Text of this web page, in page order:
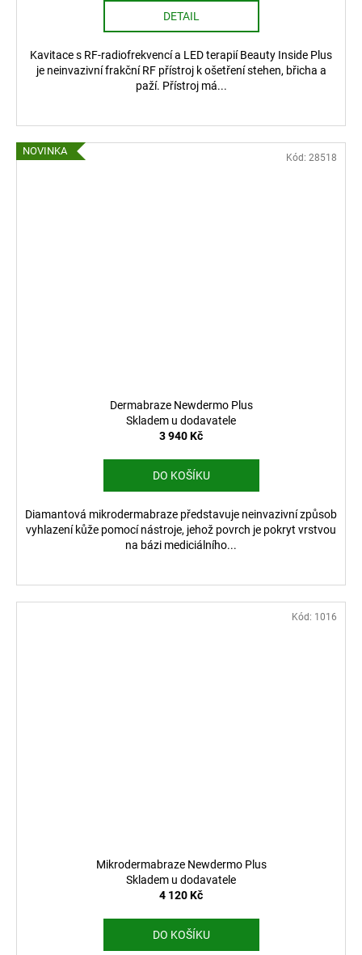
DETAIL
Kavitace s RF-radiofrekvencí a LED terapií Beauty Inside Plus
je neinvazivní frakční RF přístroj k ošetření stehen, břicha a
paží. Přístroj má...
NOVINKA
Dermabraze Newdermo Plus
Skladem u dodavatele
3 940 Kč
DO KOŠÍKU
Diamantová mikrodermabraze představuje neinvazivní způsob
vyhlazení kůže pomocí nástroje, jehož povrch je pokryt vrstvou
na bázi mediciálního...
Kód: 28518
Mikrodermabraze Newdermo Plus
Skladem u dodavatele
4 120 Kč
DO KOŠÍKU
Kód: 1016